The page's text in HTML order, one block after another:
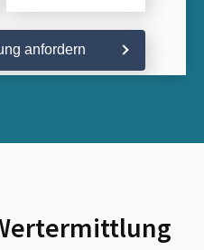
anfordern